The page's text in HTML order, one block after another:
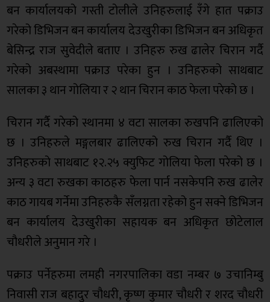
बन कार्यालयको गस्ती टोलीले उनिहरुलाई रँगे हात पक्राउ
गरेको डिभिजन बन कार्यालय देउखुरीका डिभिजन बन अधिकृत
बेसिन्द्र राज सुवेदीले बताए । उनिहरु रुख ढालेर चिरान गर्दै
गरेको अबस्थामा पक्राउ परेका हुन । उनिहरुको साथबाट
सालका ३ थान गोलिया र २ थान चिरान काठ फेला परेको छ ।
चिरान गर्दै गरेको स्थानमा ४ वटा सालका रुखपनि ढालिएको
छ । उनिहरुले मङ्गलबार ढालिएको रुख चिरान गर्दै थिए ।
उनिहरुको साथबाट १२.२५ क्युफिट गोलिया फेला परेको छ ।
अन्य ३ वटा रुखका काठहरु फेला पार्न नसकेपनि रुख ढालेर
काठ गायब गर्नेमा उनिहरुकै सँलग्नता रहेको हुन सक्ने डिभिजन
बन कार्यालय देउखुरीका सहायक बन अधिकृत छोटेलाल
चौधरीले अनुमान गरे ।
पक्राउ पर्नेहरुमा लमही नगरपालिका वडा नम्बर ७ उचानिम्बु
निवासी राज बहादुर चौधरी, कृष्ण कुमार चौधरी र शरद चौधरी